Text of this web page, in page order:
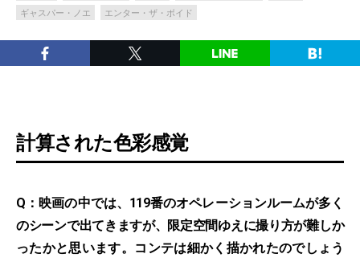
ギャスパー・ノエ
エンター・ザ・ボイド
計算された色彩感覚
Q：映画の中では、119番のオペレーションルームが多く
のシーンで出てきますが、限定空間ゆえに撮り方が難しか
ったかと思います。コンテは細かく描かれたのでしょう